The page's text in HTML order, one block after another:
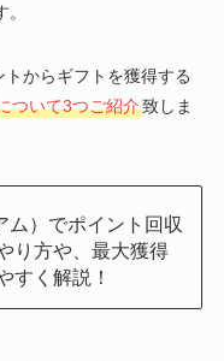
トからギフトを獲得する
ついて3つご紹介致しま
ム）でポイント回収
り方や、最大獲得
すく解説！